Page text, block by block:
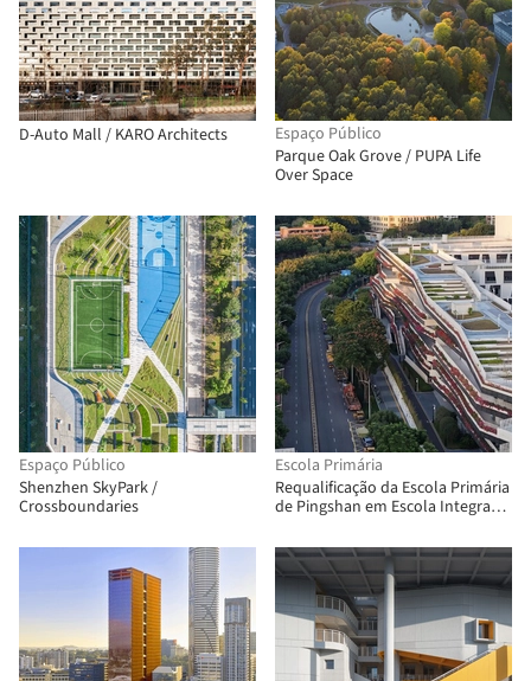
D-Auto Mall / KARO Architects
Espaço Público
Parque Oak Grove / PUPA Life
Over Space
Espaço Público
Shenzhen SkyPark /
Crossboundaries
Escola Primária
Requalificação da Escola Primária
de Pingshan em Escola Integrada
Studio